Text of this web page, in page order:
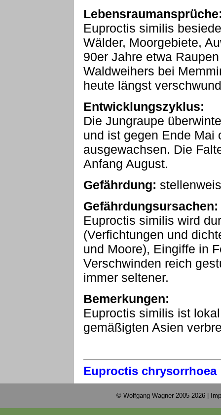
Euproctis similis
Wälder, Moorgebiete,
90er Jahre etwa
Waldweihers bei
heute längst
Entwicklungszyklus:
Die Jungraupe
und ist gegen Ende Mai
ausgewachsen. Die
Anfang August.
Gefährdung:
Gefährdungsursachen:
Euproctis similis wird
(Verfichtungen und
und Moore), Eingiffe in
Verschwinden reich
immer seltener.
Bemerkungen:
Euproctis similis ist
gemäßigten Asien
Euproctis chrysorrhoea
© Wolfgang Wagner 2005-2026 |